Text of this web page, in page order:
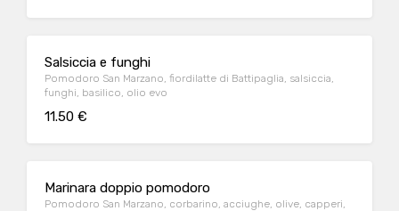
Salsiccia e funghi
Pomodoro San Marzano, fiordilatte di Battipaglia, salsiccia,
funghi, basilico, olio evo
11.50 €
Marinara doppio pomodoro
Pomodoro San Marzano, corbarino, acciughe, olive, capperi,